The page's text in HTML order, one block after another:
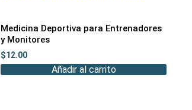
Medicina Deportiva para Entrenadores
y Monitores
$12.00
Añadir al carrito